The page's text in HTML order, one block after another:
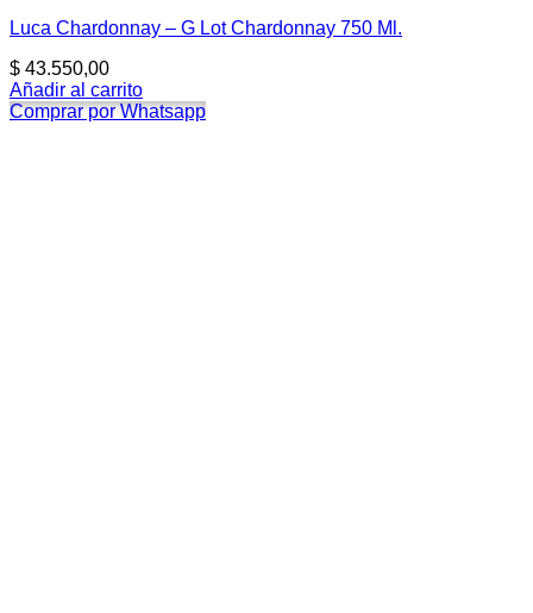
Luca Chardonnay – G Lot Chardonnay 750 Ml.
$ 43.550,00
Añadir al carrito
Comprar por Whatsapp